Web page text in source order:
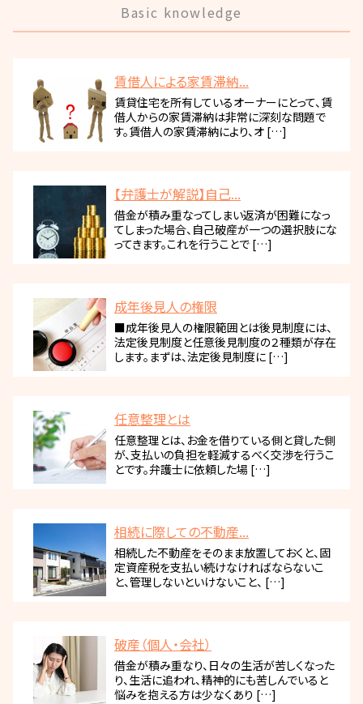
Basic knowledge
賃借人による家賃滞納...
賃貸住宅を所有しているオーナーにとって、賃
借人からの家賃滞納は非常に深刻な問題で
す。賃借人の家賃滞納により、オ […]
【弁護士が解説】自己...
借金が積み重なってしまい返済が困難になっ
てしまった場合、自己破産が一つの選択肢にな
ってきます。これを行うことで […]
成年後見人の権限
■成年後見人の権限範囲とは後見制度には、
法定後見制度と任意後見制度の２種類が存在
します。まずは、法定後見制度に […]
任意整理とは
任意整理とは、お金を借りている側と貸した側
が、支払いの負担を軽減するべく交渉を行うこ
とです。弁護士に依頼した場 […]
相続に際しての不動産...
相続した不動産をそのまま放置しておくと、固
定資産税を支払い続けなければならないこ
と、管理しないといけないこと、 […]
破産（個人・会社）
借金が積み重なり、日々の生活が苦しくなった
り、生活に追われ、精神的にも苦しんでいると
悩みを抱える方は少なくあり […]